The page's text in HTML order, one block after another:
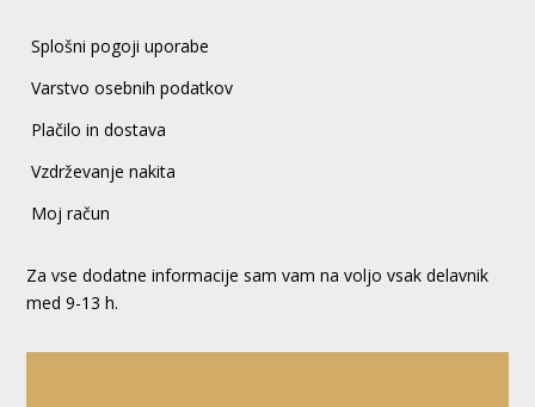
Splošni pogoji uporabe
Varstvo osebnih podatkov
Plačilo in dostava
Vzdrževanje nakita
Moj račun
Za vse dodatne informacije sam vam na voljo vsak delavnik
med 9-13 h.